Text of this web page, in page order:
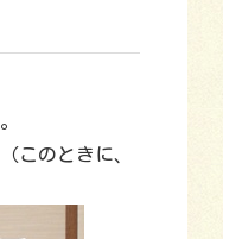
このときに、